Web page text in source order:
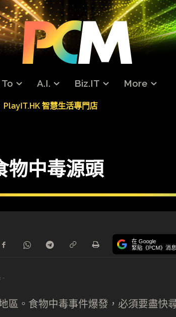
A.I. Biz.IT More
PlayIT.HK 智慧生活專門店
物中毒源頭
在 Google
緊貼《PCM》消息
-
區。食物中毒事件爆發，必須要盡快